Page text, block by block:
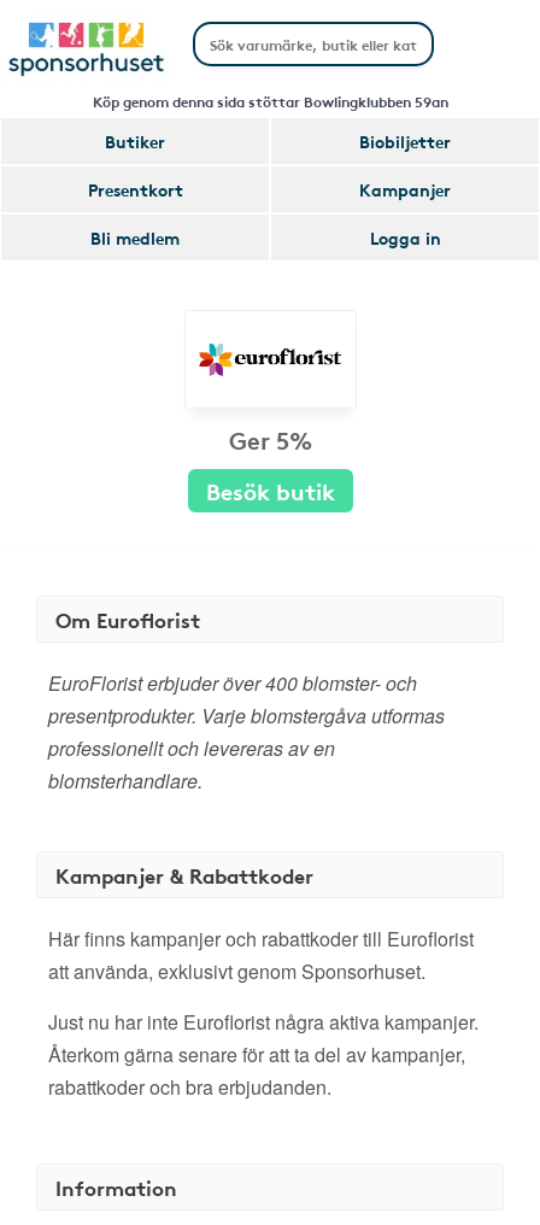
Köp genom denna sida stöttar Bowlingklubben 59an
Butiker
Biobiljetter
Presentkort
Kampanjer
Bli medlem
Logga in
Ger 5%
Besök butik
Om Euroflorist
EuroFlorist erbjuder över 400 blomster- och
presentprodukter. Varje blomstergåva utformas
professionellt och levereras av en
blomsterhandlare.
Kampanjer & Rabattkoder
Här finns kampanjer och rabattkoder till Euroflorist
att använda, exklusivt genom Sponsorhuset.
Just nu har inte Euroflorist några aktiva kampanjer.
Återkom gärna senare för att ta del av kampanjer,
rabattkoder och bra erbjudanden.
Information